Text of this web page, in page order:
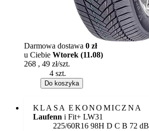
Dostępność:
Darmowa dostawa 0 zł
u Ciebie Wtorek (11.08)
268 , 49 zł/szt.
Do koszyka
KLASA EKONOMICZNA
Laufenn i Fit+ LW31
225/60R16 98H Etykieta:
D C B 72 dB